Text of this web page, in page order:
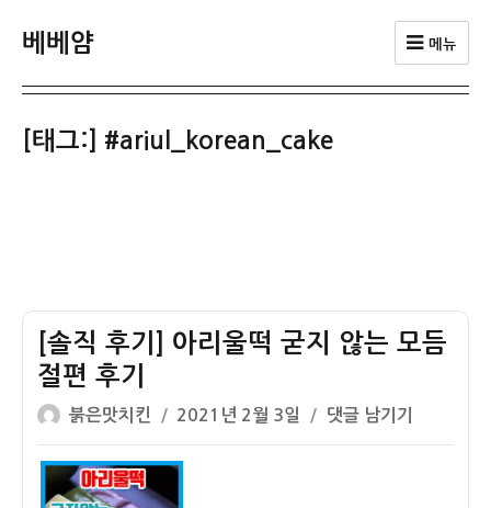
베베얌 메뉴
[태그:] #ariul_korean_cake
[솔직 후기] 아리울떡 굳지 않는 모듬
절편 후기
글
쓴
이
붉은맛치킨
작
성
일
2021년 2월 3일
[솔
직
댓글 남기기